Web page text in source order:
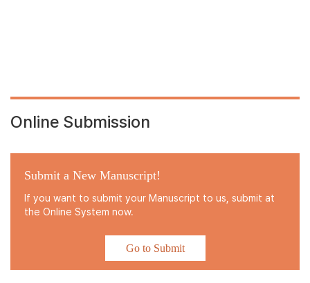
Online Submission
Submit a New Manuscript!
If you want to submit your Manuscript to us, submit at
the Online System now.
Go to Submit